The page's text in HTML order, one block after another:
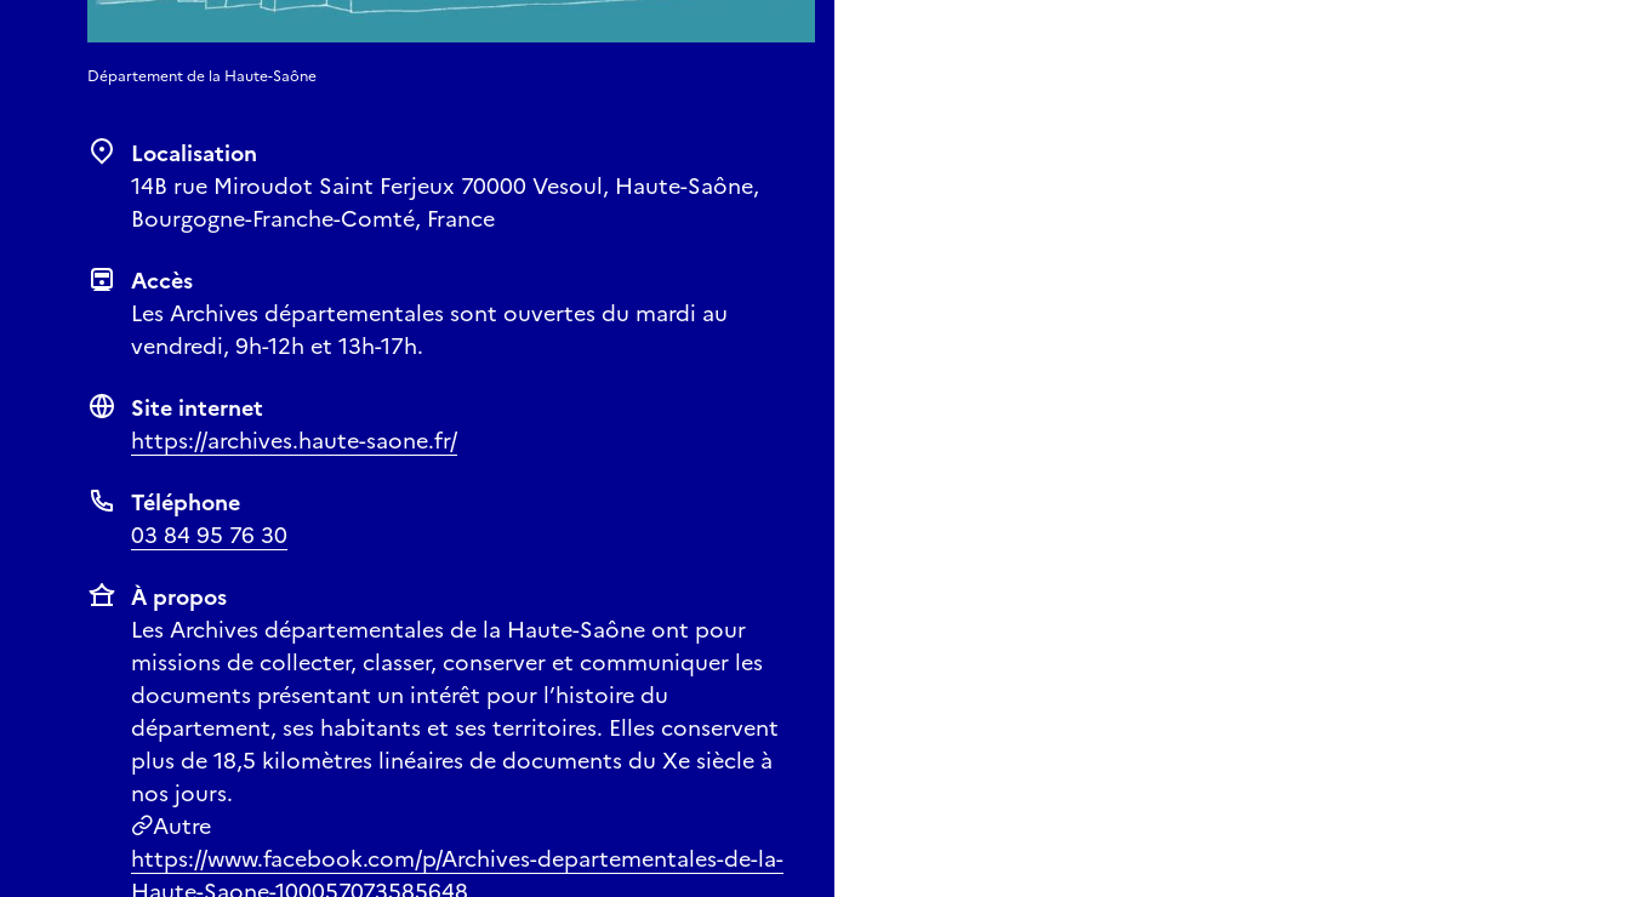
Département de la Haute-Saône
Localisation
14B rue Miroudot Saint Ferjeux 70000 Vesoul, Haute-Saône,
Bourgogne-Franche-Comté, France
Accès
Les Archives départementales sont ouvertes du mardi au
vendredi, 9h-12h et 13h-17h.
Site internet
https://archives.haute-saone.fr/
Téléphone
03 84 95 76 30
À propos
Les Archives départementales de la Haute-Saône ont pour
missions de collecter, classer, conserver et communiquer les
documents présentant un intérêt pour l’histoire du
département, ses habitants et ses territoires. Elles conservent
plus de 18,5 kilomètres linéaires de documents du Xe siècle à
nos jours.
Autre
https://www.facebook.com/p/Archives-departementales-de-la-